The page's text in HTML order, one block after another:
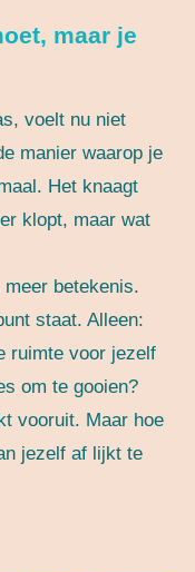
maar je
voelt nu niet
manier waarop je
Het knaagt
klopt, maar wat
betekenis.
staat. Alleen:
ruimte voor jezelf
om te gooien?
vooruit. Maar hoe
jezelf af lijkt te